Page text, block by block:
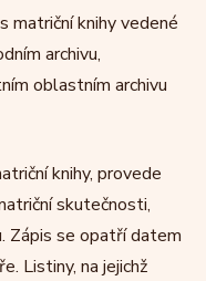
matriční knihy vedené
archivu,
oblastním archivu
knihy, provede
skutečnosti,
Zápis se opatří datem
Listiny, na jejichž